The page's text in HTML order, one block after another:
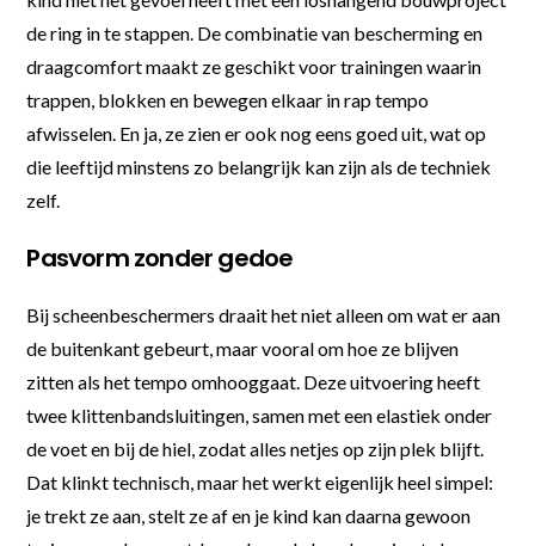
de ring in te stappen. De combinatie van bescherming en
draagcomfort maakt ze geschikt voor trainingen waarin
trappen, blokken en bewegen elkaar in rap tempo
afwisselen. En ja, ze zien er ook nog eens goed uit, wat op
die leeftijd minstens zo belangrijk kan zijn als de techniek
zelf.
Pasvorm zonder gedoe
Bij scheenbeschermers draait het niet alleen om wat er aan
de buitenkant gebeurt, maar vooral om hoe ze blijven
zitten als het tempo omhooggaat. Deze uitvoering heeft
twee klittenbandsluitingen, samen met een elastiek onder
de voet en bij de hiel, zodat alles netjes op zijn plek blijft.
Dat klinkt technisch, maar het werkt eigenlijk heel simpel:
je trekt ze aan, stelt ze af en je kind kan daarna gewoon